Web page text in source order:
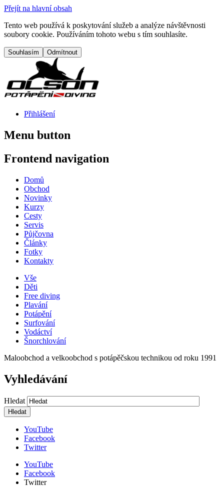
Přejít na hlavní obsah
Tento web používá k poskytování služeb a analýze návštěvnosti
soubory cookie. Používáním tohoto webu s tím souhlasíte.
Přihlášení
Menu button
Frontend navigation
Domů
Obchod
Novinky
Kurzy
Cesty
Servis
Půjčovna
Články
Fotky
Kontakty
Vše
Děti
Free diving
Plavání
Potápění
Surfování
Vodáctví
Šnorchlování
Maloobchod a velkoobchod s potápěčskou technikou od roku 1991
Vyhledávání
Hledat
YouTube
Facebook
Twitter
YouTube
Facebook
Twitter